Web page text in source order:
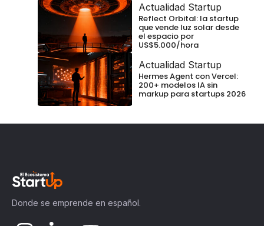
Actualidad Startup
Reflect Orbital: la startup
que vende luz solar desde
el espacio por
US$5.000/hora
Actualidad Startup
Hermes Agent con Vercel:
200+ modelos IA sin
markup para startups 2026
Donde se emprende en español.